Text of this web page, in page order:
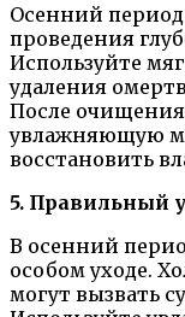
Осенний
проведения
Используйте
удаления
После
увлажняющую
восстановить
5. Правильный
В осенний
особом уходе.
могут вызвать